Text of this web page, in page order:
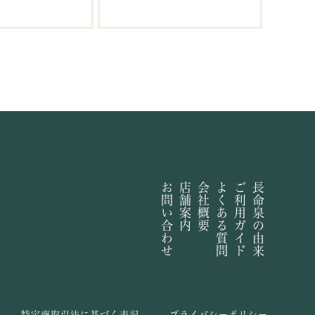
長命泉の由来
ご利用ガイド
よくある質問
会社概要
店舗案内
お問い合わせ